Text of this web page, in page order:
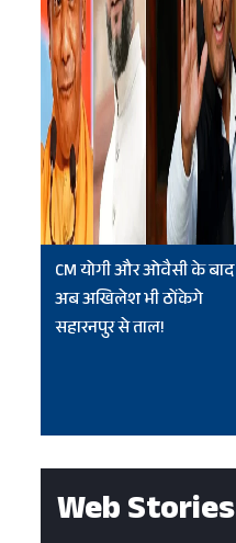
CM योगी और ओवैसी के बाद
अब अखिलेश भी ठोंकेगे
सहारनपुर से ताल!
Web Stories